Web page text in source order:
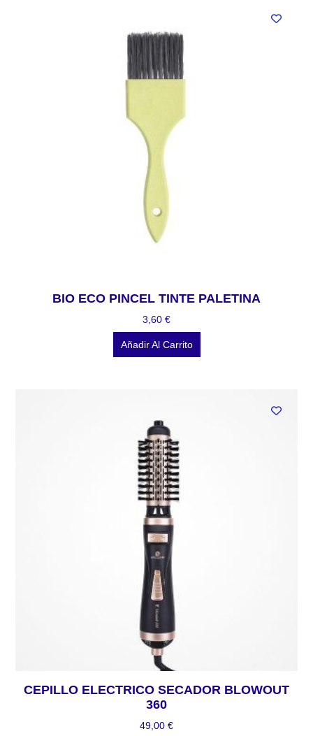
BIO ECO PINCEL TINTE PALETINA
3,60 €
Añadir Al Carrito
CEPILLO ELECTRICO SECADOR BLOWOUT
360
49,00 €